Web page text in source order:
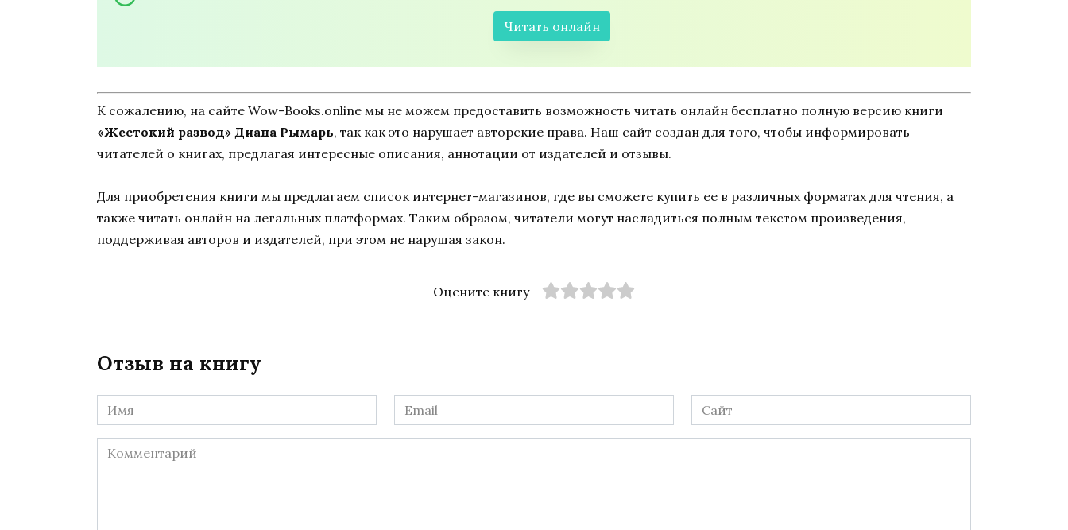
Читать онлайн
К сожалению, на сайте Wow-Books.online мы не можем предоставить возможность читать онлайн бесплатно полную версию книги
«Жестокий развод» Диана Рымарь, так как это нарушает авторские права. Наш сайт создан для того, чтобы информировать
читателей о книгах, предлагая интересные описания, аннотации от издателей и отзывы.
Для приобретения книги мы предлагаем список интернет-магазинов, где вы сможете купить ее в различных форматах для чтения, а
также читать онлайн на легальных платформах. Таким образом, читатели могут насладиться полным текстом произведения,
поддерживая авторов и издателей, при этом не нарушая закон.
Оцените книгу
Отзыв на книгу
Имя
*
Email
*
Сайт
Комментарий